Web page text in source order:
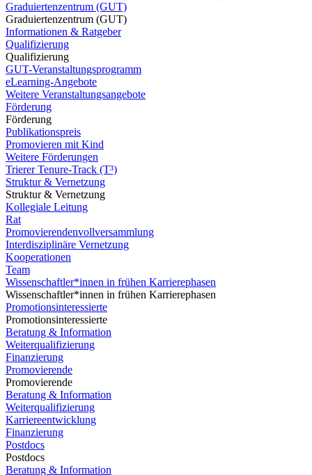
Graduiertenzentrum (GUT)
Graduiertenzentrum (GUT)
Informationen & Ratgeber
Qualifizierung
Qualifizierung
GUT-Veranstaltungsprogramm
eLearning-Angebote
Weitere Veranstaltungsangebote
Förderung
Förderung
Publikationspreis
Promovieren mit Kind
Weitere Förderungen
Trierer Tenure-Track (T³)
Struktur & Vernetzung
Struktur & Vernetzung
Kollegiale Leitung
Rat
Promovierendenvollversammlung
Interdisziplinäre Vernetzung
Kooperationen
Team
Wissenschaftler*innen in frühen Karrierephasen
Wissenschaftler*innen in frühen Karrierephasen
Promotionsinteressierte
Promotionsinteressierte
Beratung & Information
Weiterqualifizierung
Finanzierung
Promovierende
Promovierende
Beratung & Information
Weiterqualifizierung
Karriereentwicklung
Finanzierung
Postdocs
Postdocs
Beratung & Information